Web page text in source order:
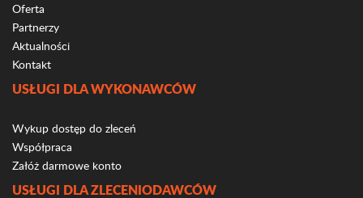
Oferta
Partnerzy
Aktualności
Kontakt
USŁUGI DLA WYKONAWCÓW
Wykup dostęp do zleceń
Współpraca
Załóż darmowe konto
USŁUGI DLA ZLECENIODAWCÓW